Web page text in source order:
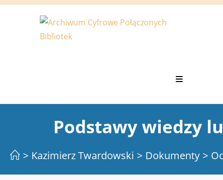
Koniec
Podstawy wiedzy
> Kazimierz Twardowski > Dokumenty >